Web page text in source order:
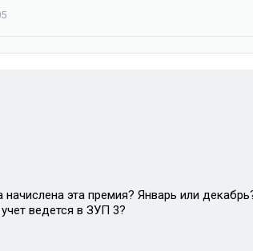
эта премия? Январь или
ведется в ЗУП 3?